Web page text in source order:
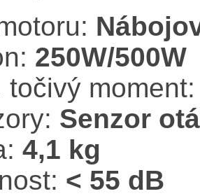
250W/500W
točivý
Senzor
4,1 kg
< 55 dB